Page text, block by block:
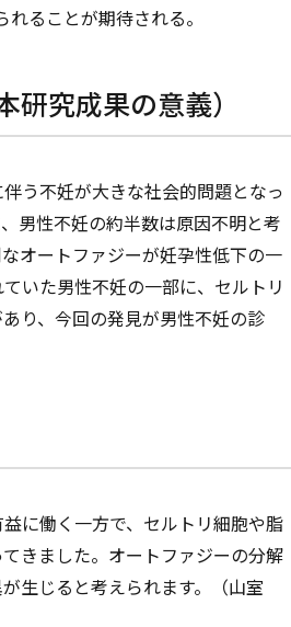
ることが期待される。
究成果の意義）
う不妊が大きな社会的問題となっ
男性不妊の約半数は原因不明と考
オートファジーが妊孕性低下の一
いた男性不妊の一部に、セルトリ
り、今回の発見が男性不妊の診
に働く一方で、セルトリ細胞や脂
きました。オートファジーの分解
生じると考えられます。（山室